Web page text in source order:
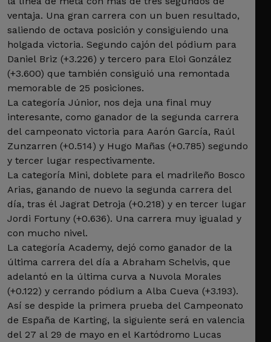
ventaja. Una gran carrera con un buen resultado,
saliendo de octava posición y consiguiendo una
holgada victoria. Segundo cajón del pódium para
Daniel Briz (+3.226) y tercero para Eloi González
(+3.600) que también consiguió una remontada
memorable de 25 posiciones.
La categoría Júnior, nos deja una final muy
interesante, como ganador de la segunda carrera
del campeonato victoria para Aarón García, Raúl
Zunzarren (+0.514) y Hugo Mañas (+0.785) segundo
y tercer lugar respectivamente.
La categoría Mini, doblete para el madrileño Bosco
Arias, ganando de nuevo la segunda carrera del
día, tras él Jagrat Detroja (+0.218) y en tercer lugar
Jordi Fortuny (+0.636). Una carrera muy igualad y
con mucho nivel.
La categoría Academy, dejó como ganador de la
última carrera del día a Abraham Schelvis, que
adelantó en la última curva a Nuvola Morales
(+0.122) y cerrando pódium a Alba Cueva (+3.193).
Así se despide la primera prueba del Campeonato
de España de Karting, la siguiente será en valencia
del 27 al 29 de mayo en el Kartódromo Lucas